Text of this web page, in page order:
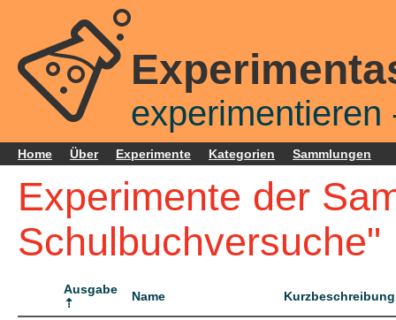
experimentieren
Home Über Experimente Kategorien Sammlungen
Experimente der
Schulbuchversuche"
Ausgabe Name Kurzbeschreibung